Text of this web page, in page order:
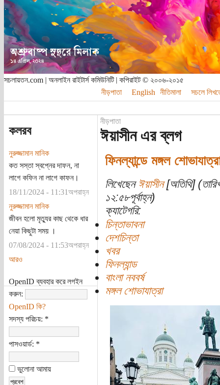
সচলায়তন.com | অনলাইন রাইটার্স কমিউনিটি | কপিরাইট © ২০০৬-২০১৫
নীড়পাতা
English নীতিমালা সচলে
কলরব
নুরুজ্জামান মানিক
কত সস্তা স্বপ্নের দাফন, না
লাগে কফিন না লাগে কাফন।
18/11/2024 - 11:31অপরাহ্ন
নুরুজ্জামান মানিক
জীবন হলো মৃত্যুর কাছ থেকে ধার
নেয়া কিছুটা সময় ।
07/08/2024 - 11:53অপরাহ্ন
আরও
OpenID ব্যবহার করে লগইন
করুন:
OpenID কি?
সদস্য পরিচয়: *
পাসওয়ার্ড: *
ভুলোনা আমায়
নীড়পাতা
ঈয়াসীন এর ব্লগ
ফিনল্যান্ডে মঙ্গল
লিখেছেন ঈয়াসীন[অতিথি]
১২:৫৮পূর্বাহ্ন)
ক্যাটেগরি:
চিন্তাভাবনা
দেশচিন্তা
খবর
ফিনল্যান্ড
বাংলা নববর্ষ
মঙ্গল শোভাযাত্রা